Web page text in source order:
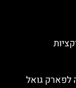
לפארק גואל